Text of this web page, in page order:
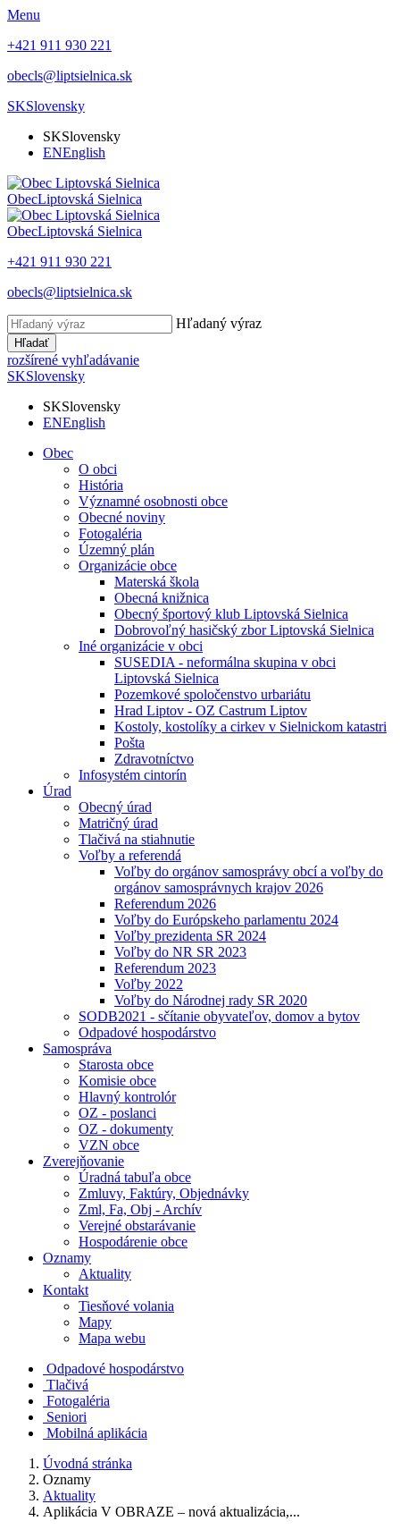
Menu
+421 911 930 221
obecls@liptsielnica.sk
SKSlovensky
SKSlovensky
ENEnglish
ObecLiptovská Sielnica
ObecLiptovská Sielnica
+421 911 930 221
obecls@liptsielnica.sk
Hľadaný výraz
Hľadať
rozšírené vyhľadávanie
SKSlovensky
SKSlovensky
ENEnglish
Obec
O obci
História
Významné osobnosti obce
Obecné noviny
Fotogaléria
Územný plán
Organizácie obce
Materská škola
Obecná knižnica
Obecný športový klub Liptovská Sielnica
Dobrovoľný hasičský zbor Liptovská Sielnica
Iné organizácie v obci
SUSEDIA - neformálna skupina v obci
Liptovská Sielnica
Pozemkové spoločenstvo urbariátu
Hrad Liptov - OZ Castrum Liptov
Kostoly, kostolíky a cirkev v Sielnickom katastri
Pošta
Zdravotníctvo
Infosystém cintorín
Úrad
Obecný úrad
Matričný úrad
Tlačivá na stiahnutie
Voľby a referendá
Voľby do orgánov samosprávy obcí a voľby do
orgánov samosprávnych krajov 2026
Referendum 2026
Voľby do Európskeho parlamentu 2024
Voľby prezidenta SR 2024
Voľby do NR SR 2023
Referendum 2023
Voľby 2022
Voľby do Národnej rady SR 2020
SODB2021 - sčítanie obyvateľov, domov a bytov
Odpadové hospodárstvo
Samospráva
Starosta obce
Komisie obce
Hlavný kontrolór
OZ - poslanci
OZ - dokumenty
VZN obce
Zverejňovanie
Úradná tabuľa obce
Zmluvy, Faktúry, Objednávky
Zml, Fa, Obj - Archív
Verejné obstarávanie
Hospodárenie obce
Oznamy
Aktuality
Kontakt
Tiesňové volania
Mapy
Mapa webu
Odpadové hospodárstvo
Tlačivá
Fotogaléria
Seniori
Mobilná aplikácia
Úvodná stránka
Oznamy
Aktuality
Aplikácia V OBRAZE – nová aktualizácia,...